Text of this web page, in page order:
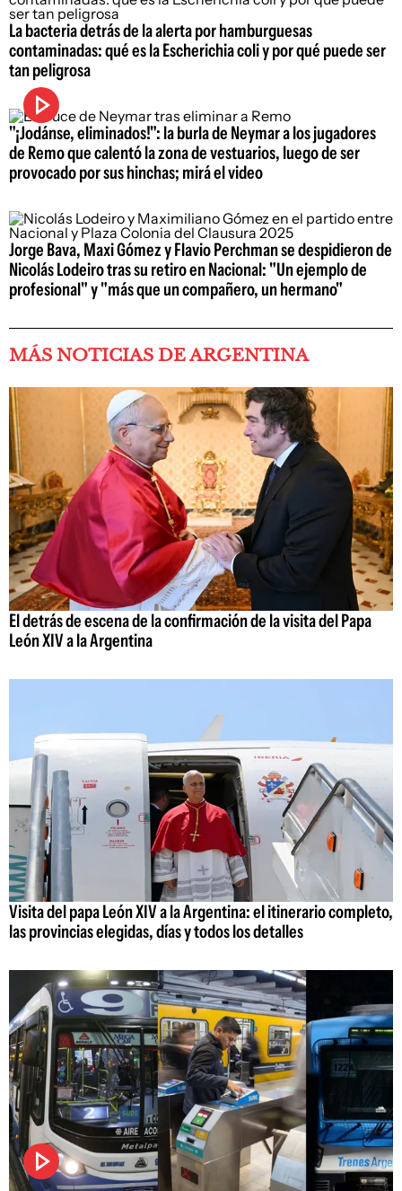
La bacteria detrás de la alerta por hamburguesas
contaminadas: qué es la Escherichia coli y por qué puede ser
tan peligrosa
"¡Jodánse, eliminados!": la burla de Neymar a los jugadores
de Remo que calentó la zona de vestuarios, luego de ser
provocado por sus hinchas; mirá el video
Jorge Bava, Maxi Gómez y Flavio Perchman se despidieron de
Nicolás Lodeiro tras su retiro en Nacional: "Un ejemplo de
profesional" y "más que un compañero, un hermano"
MÁS NOTICIAS DE ARGENTINA
El detrás de escena de la confirmación de la visita del Papa
León XIV a la Argentina
Visita del papa León XIV a la Argentina: el itinerario completo,
las provincias elegidas, días y todos los detalles